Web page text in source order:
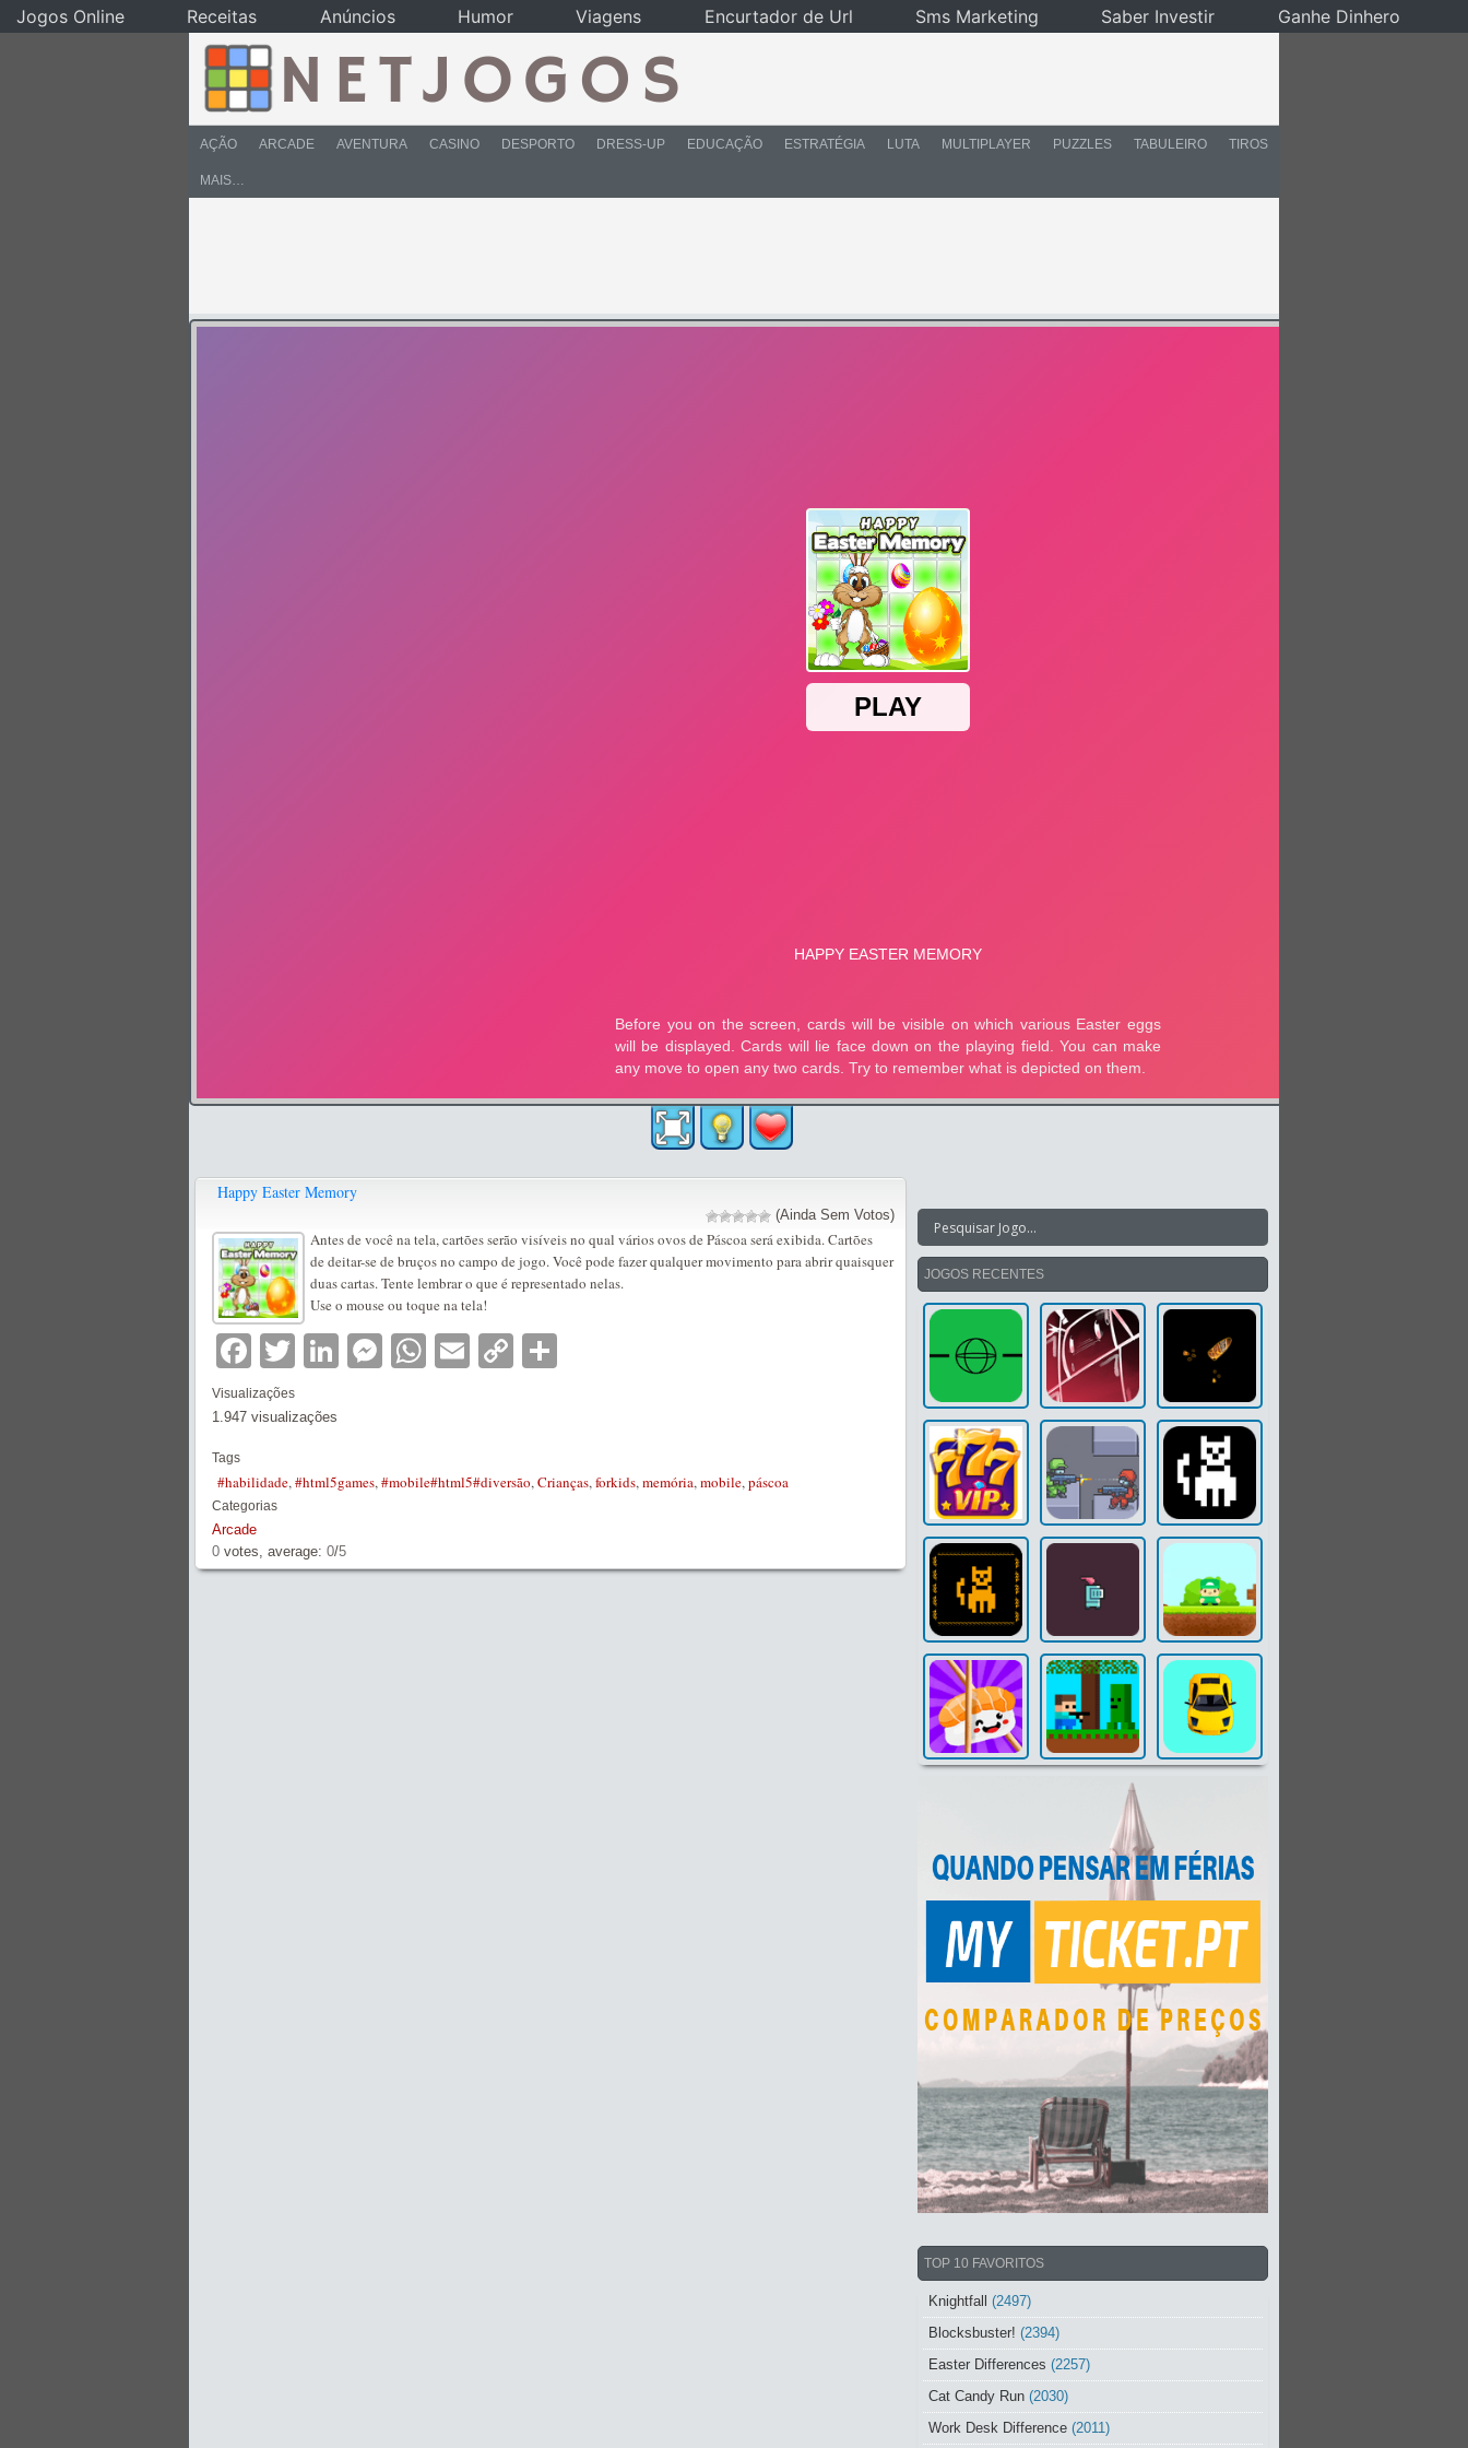
AÇÃO ARCADE AVENTURA CASINO DESPORTO DRESS-UP EDUCAÇÃO ESTRATÉGIA LUTA MULTIPLAYER PUZZLES TABULEIRO TIROS
MAIS…
Happy Easter Memory
(Ainda Sem Votos)
Antes de você na tela, cartões serão visíveis no qual vários ovos de Páscoa será exibida. Cartões
de deitar-se de bruços no campo de jogo. Você pode fazer qualquer movimento para abrir quaisquer
duas cartas. Tente lembrar o que é representado nelas.
Use o mouse ou toque na tela!
Facebook
TwitterLinkedIn
Messenger
WhatsApp
EmailCopy
Visualizações
1.947 visualizações
Tags
#habilidade,#html5games,#mobile#html5#diversão,Crianças,forkids,memória,mobile,páscoa
Categorias
Arcade
0 votes, average: 0/5
JOGOS RECENTES
TOP 10 FAVORITOS
Knightfall (2497)
Blocksbuster! (2394)
Easter Differences (2257)
Cat Candy Run (2030)
Work Desk Difference (2011)
Jogos Online Receitas Anúncios Humor Viagens Encurtador de Url Sms Marketing Saber Investir Ganhe Dinhero